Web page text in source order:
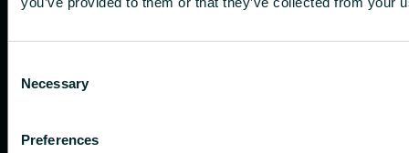
Selection
Necessary
Preferences